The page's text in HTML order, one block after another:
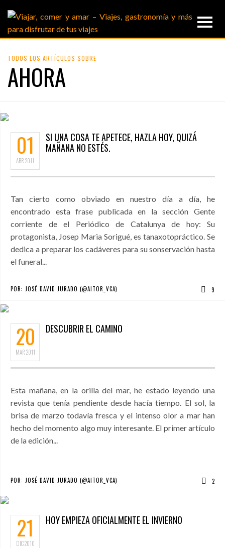
TODOS LOS ARTÍCULOS SOBRE
AHORA
01
ABR2011
SI UNA COSA TE APETECE, HAZLA HOY, QUIZÁ
MAÑANA NO ESTÉS.
Tan cierto como obviado en nuestro día a día, he
encontrado esta frase publicada en la sección Gente
corriente de el Periódico de Catalunya de hoy: Su
protagonista, Josep Maria Sorigué, es tanaxotopráctico. Se
dedica a preparar los cadáveres para su sonservación hasta
el funeral...
POR: JOSÉ DAVID JURADO (@AITOR_VCA) 9
20
MAR2011
DESCUBRIR EL CAMINO
Esta mañana, en la orilla del mar, he estado leyendo una
revista que tenía pendiente desde hacía tiempo. El sol, la
brisa de marzo todavía fresca y el intenso olor a mar han
hecho del momento algo muy interesante. El primer artículo
de la edición...
POR: JOSÉ DAVID JURADO (@AITOR_VCA) 2
21
DIC2010
HOY EMPIEZA OFICIALMENTE EL INVIERNO